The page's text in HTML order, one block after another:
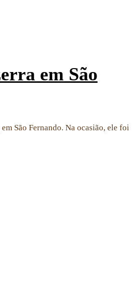
em São
São Fernando. Na ocasião, ele foi